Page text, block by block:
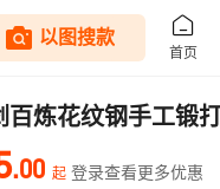
百炼花纹钢手工锻
.00 起 登录查看更多优惠